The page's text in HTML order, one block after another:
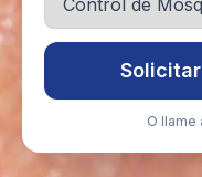
O llame